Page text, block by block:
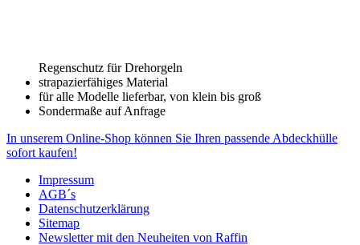
Regenschutz für Drehorgeln
strapazierfähiges Material
für alle Modelle lieferbar, von klein bis groß
Sondermaße auf Anfrage
In unserem Online-Shop können Sie Ihren passende Abdeckhülle
sofort kaufen!
Impressum
AGB´s
Datenschutzerklärung
Sitemap
Newsletter mit den Neuheiten von Raffin